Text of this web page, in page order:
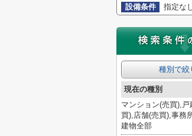
設備条件
指定な
種別で絞
現在の種別
マンション(売買),
買),店舗(売買),事務
建物全部